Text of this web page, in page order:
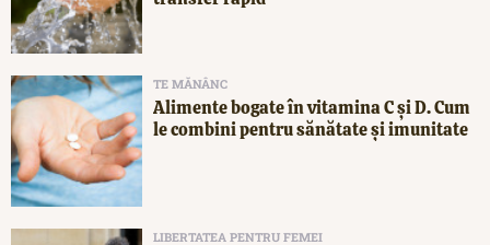
TE MĂNÂNC
Alimente bogate în vitamina C și D. Cum
le combini pentru sănătate și imunitate
LIBERTATEA PENTRU FEMEI